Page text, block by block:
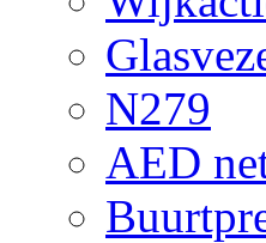
N279
AED